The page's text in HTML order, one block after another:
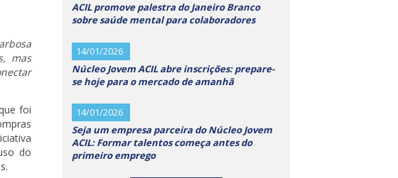
mas
foi
do
ACIL promove palestra do Janeiro Branco
sobre saúde mental para colaboradores
14/01/2026
Núcleo Jovem ACIL abre inscrições: prepare-
se hoje para o mercado de amanhã
14/01/2026
Seja um empresa parceira do Núcleo Jovem
ACIL: Formar talentos começa antes do
primeiro emprego